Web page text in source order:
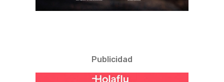
Publicidad